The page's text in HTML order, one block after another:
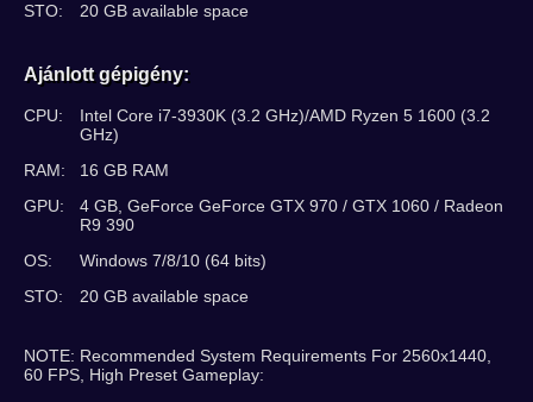
STO:
20 GB available space
Ajánlott gépigény:
CPU:
Intel Core i7-3930K (3.2 GHz)/AMD Ryzen 5 1600 (3.2
GHz)
RAM:
16 GB RAM
GPU:
4 GB, GeForce GeForce GTX 970 / GTX 1060 / Radeon
R9 390
OS:
Windows 7/8/10 (64 bits)
STO:
20 GB available space
NOTE: Recommended System Requirements For 2560x1440,
60 FPS, High Preset Gameplay: